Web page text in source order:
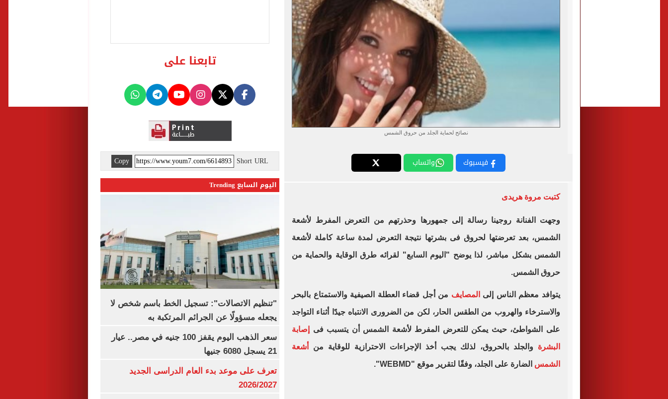
نصائح لحماية الجلد من حروق الشمس
فيسبوك واتساب
كتبت مروة هريدى
وجهت الفنانة روجينا رسالة إلى جمهورها وحذرتهم من التعرض المفرط لأشعة
الشمس، بعد تعرضتها لحروق فى بشرتها نتيجة التعرض لمدة ساعة كاملة لأشعة
الشمس بشكل مباشر، لذا يوضح "اليوم السابع" لقرائه طرق الوقاية والحماية من
حروق الشمس.
يتوافد معظم الناس إلى المصايف من أجل قضاء العطلة الصيفية والاستمتاع بالبحر
والاسترخاء والهروب من الطقس الحار، لكن من الضرورى الانتباه جيدًا أثناء التواجد
على الشواطئ، حيث يمكن للتعرض المفرط لأشعة الشمس أن يتسبب فى إصابة
البشرة والجلد بالحروق، لذلك يجب أخذ الإجراءات الاحترازية للوقاية من أشعة
الشمس الضارة على الجلد، وفقًا لتقرير موقع "WEBMD".
تابعنا على
Short URL
Copy
اليوم السابع Trending
"تنظيم الاتصالات": تسجيل الخط باسم شخص لا
يجعله مسؤولًا عن الجرائم المرتكبة به
سعر الذهب اليوم يقفز 100 جنيه في مصر.. عيار
21 يسجل 6080 جنيها
تعرف على موعد بدء العام الدراسى الجديد
2026/2027